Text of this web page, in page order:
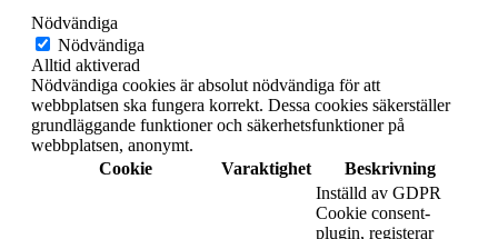
Nödvändiga
Nödvändiga
Alltid aktiverad
Nödvändiga cookies är absolut nödvändiga för att
webbplatsen ska fungera korrekt. Dessa cookies säkerställer
grundläggande funktioner och säkerhetsfunktioner på
webbplatsen, anonymt.
Cookie
Varaktighet Beskrivning
Inställd av GDPR
Cookie consent-
plugin, registerar